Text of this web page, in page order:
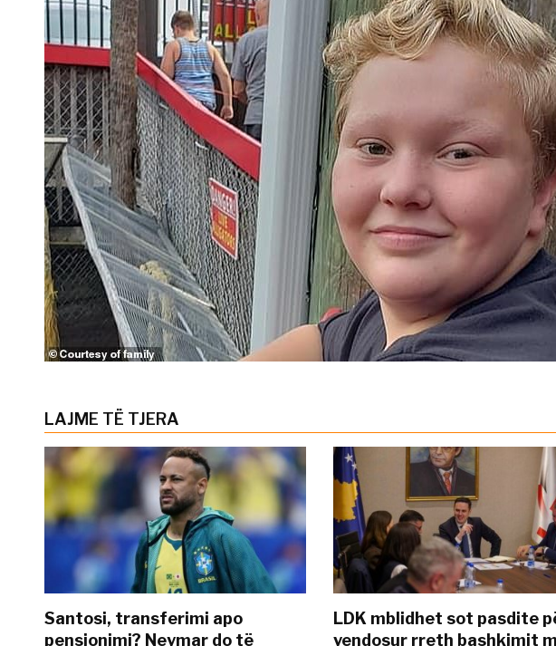
LAJME TË TJERA
Santosi, transferimi apo
pensionimi? Neymar do të
LDK mblidhet sot pasdite
vendosur rreth bashkimit